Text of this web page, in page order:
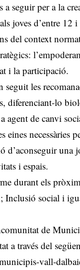
a seguir per a la
joves d’entre 12
del context
i la participació.
seguit les
diferenciant-lo
agent de canvi
eines necessàries
d’aconseguir una
i espais.
durant els
social i
de
a través del
vall-